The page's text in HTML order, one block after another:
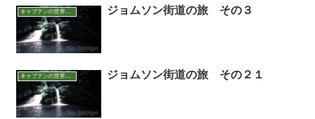
キャプテンの世界アウトドア面白話 ジョムソン街道の旅 その３
キャプテンの世界アウトドア面白話 ジョムソン街道の旅 その２１